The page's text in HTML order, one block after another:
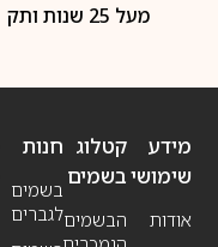
מעל 25 שנות ותק
מידע
שימושי
אודות
חנות
בשמים
לגברים
קטלוג
בשמים
הבשמים